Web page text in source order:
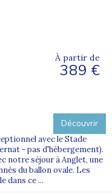
À partir de
389 €
Découvrir
avec le Stade
- pas d'hébergement).
notre séjour à Anglet, une
du ballon ovale. Les
dans ce ...